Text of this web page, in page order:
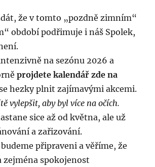
že v tomto „pozdně zimním“
období podřimuje i náš Spolek,
na sezónu 2026 a
projdete kalendář zde na
hezky plnit zajímavými akcemi.
vylepšit, aby byl více na očích.
sice až od května, ale už
a zařizování.
připraveni a věříme, že
zejména spokojenost